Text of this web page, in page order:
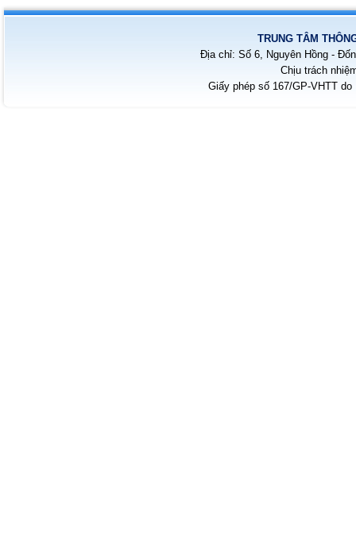
TRUNG TÂM
Địa chỉ: Số 6, Nguyên Hồng -
Chịu trách
Giấy phép số 167/GP-VHTT